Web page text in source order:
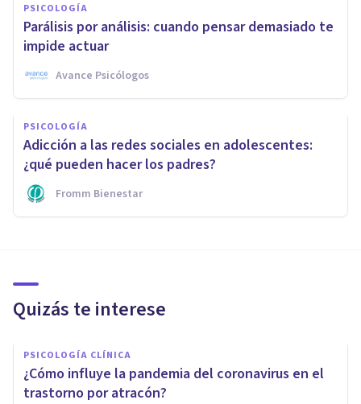
PSICOLOGÍA
Parálisis por análisis: cuando pensar demasiado te
impide actuar
Avance Psicólogos
PSICOLOGÍA
Adicción a las redes sociales en adolescentes:
¿qué pueden hacer los padres?
Fromm Bienestar
Quizás te interese
PSICOLOGÍA CLÍNICA
¿Cómo influye la pandemia del coronavirus en el
trastorno por atracón?